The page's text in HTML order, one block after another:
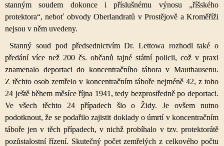
stanným soudem dokonce i příslušnému výnosu „říšského
protektora“, neboť obvody Oberlandratů v Prostějově a Kroměříži
nejsou v něm uvedeny.
Stanný soud pod předsednictvím Dr. Lettowa rozhodl také o
předání více než 200 čs. občanů tajné státní policii, což v praxi
znamenalo deportaci do koncentračního tábora v Mauthausenu.
Z těchto osob zemřelo v koncentračním táboře nejméně 42, z toho
24 ještě během měsíce října 1941, tedy bezprostředně po deportaci.
Ve všech těchto 24 případech šlo o Židy. Je ovšem nutno
podotknout, že se podařilo zajistit doklady o úmrtí v koncentračním
táboře jen v těch případech, v nichž probíhalo v tzv. protektorátě
pozůstalostní řízení. Skutečný počet zemřelých z celkového počtu